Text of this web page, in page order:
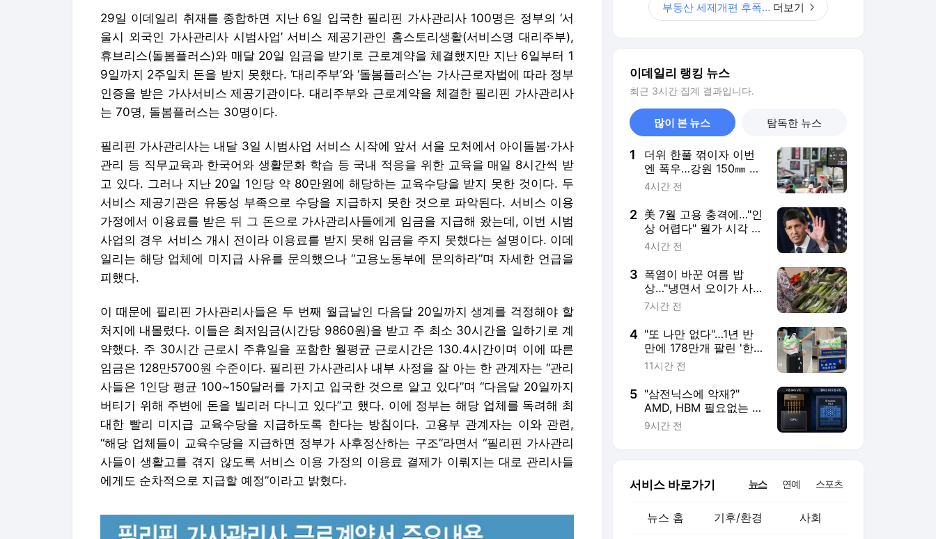
29일 이데일리 취재를 종합하면 지난 6일 입국한 필리핀 가사관리사 100명은 정부의 ‘서
울시 외국인 가사관리사 시범사업’ 서비스 제공기관인 홈스토리생활(서비스명 대리주부),
휴브리스(돌봄플러스)와 매달 20일 임금을 받기로 근로계약을 체결했지만 지난 6일부터 1
9일까지 2주일치 돈을 받지 못했다. ‘대리주부’와 ‘돌봄플러스’는 가사근로자법에 따라 정부
인증을 받은 가사서비스 제공기관이다. 대리주부와 근로계약을 체결한 필리핀 가사관리사
는 70명, 돌봄플러스는 30명이다.
필리핀 가사관리사는 내달 3일 시범사업 서비스 시작에 앞서 서울 모처에서 아이돌봄·가사
관리 등 직무교육과 한국어와 생활문화 학습 등 국내 적응을 위한 교육을 매일 8시간씩 받
고 있다. 그러나 지난 20일 1인당 약 80만원에 해당하는 교육수당을 받지 못한 것이다. 두
서비스 제공기관은 유동성 부족으로 수당을 지급하지 못한 것으로 파악된다. 서비스 이용
가정에서 이용료를 받은 뒤 그 돈으로 가사관리사들에게 임금을 지급해 왔는데, 이번 시범
사업의 경우 서비스 개시 전이라 이용료를 받지 못해 임금을 주지 못했다는 설명이다. 이데
일리는 해당 업체에 미지급 사유를 문의했으나 “고용노동부에 문의하라”며 자세한 언급을
피했다.
이 때문에 필리핀 가사관리사들은 두 번째 월급날인 다음달 20일까지 생계를 걱정해야 할
처지에 내몰렸다. 이들은 최저임금(시간당 9860원)을 받고 주 최소 30시간을 일하기로 계
약했다. 주 30시간 근로시 주휴일을 포함한 월평균 근로시간은 130.4시간이며 이에 따른
임금은 128만5700원 수준이다. 필리핀 가사관리사 내부 사정을 잘 아는 한 관계자는 “관리
사들은 1인당 평균 100~150달러를 가지고 입국한 것으로 알고 있다”며 “다음달 20일까지
버티기 위해 주변에 돈을 빌리러 다니고 있다”고 했다. 이에 정부는 해당 업체를 독려해 최
대한 빨리 미지급 교육수당을 지급하도록 한다는 방침이다. 고용부 관계자는 이와 관련,
“해당 업체들이 교육수당을 지급하면 정부가 사후정산하는 구조”라면서 “필리핀 가사관리
사들이 생활고를 겪지 않도록 서비스 이용 가정의 이용료 결제가 이뤄지는 대로 관리사들
에게도 순차적으로 지급할 예정”이라고 밝혔다.
부동산 세제개편 후폭풍 더보기
이데일리 랭킹 뉴스
최근 3시간 집계 결과입니다.
많이 본 뉴스 탐독한 뉴스
1
더위 한풀 꺾이자 이번
엔 폭우…강원 150㎜ 물
폭탄
4시간 전
2 美 7월 고용 충격에…"인
상 어렵다" 월가 시각 급
선회(종합)
4시간 전
3 폭염이 바꾼 여름 밥
상…"냉면서 오이가 사
라졌다"
7시간 전
4 "또 나만 없다"…1년 반
만에 178만개 팔린 '한
국 가방'
11시간 전
5 "삼전닉스에 악재?"
AMD, HBM 필요없는 AI
칩 품었다
9시간 전
서비스 바로가기 뉴스 연예 스포츠
뉴스 홈 기후/환경 사회